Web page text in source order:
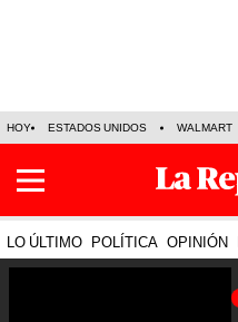
HOY ESTADOS UNIDOS WALMART
LO ÚLTIMO POLÍTICA OPINIÓN